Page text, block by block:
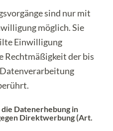
sind nur mit
möglich. Sie
Einwilligung
Rechtmäßigkeit der bis
Datenerhebung in
Direktwerbung (Art.